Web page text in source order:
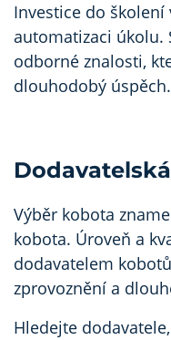
Investice do školení
automatizaci úkolu.
odborné znalosti,
dlouhodobý úspěch.
Výběr kobota
kobota. Úroveň a
dodavatelem
zprovoznění a
Hledejte